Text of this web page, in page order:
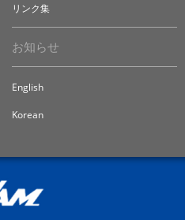
リンク集
お知らせ
English
Korean